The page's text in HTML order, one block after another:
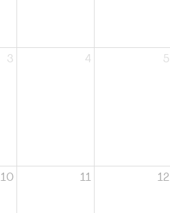
3 4 5
10 11 12